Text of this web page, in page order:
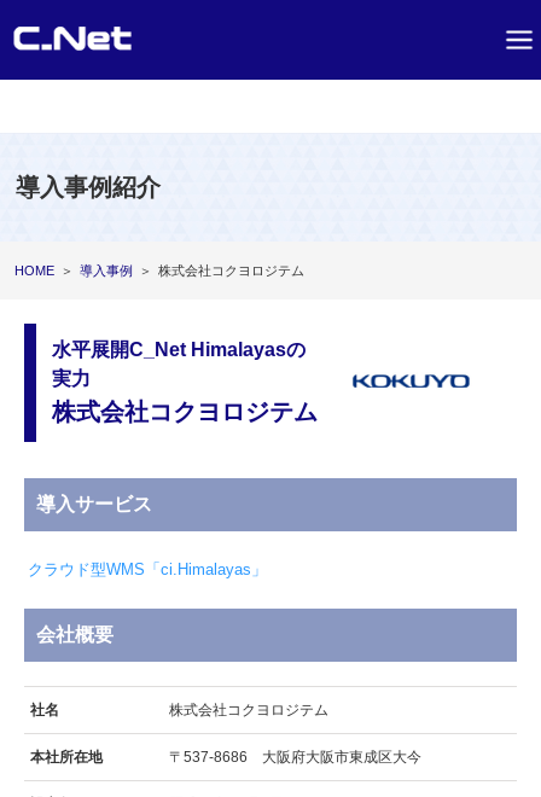
導入事例紹介
HOME ＞ 導入事例 ＞ 株式会社コクヨロジテム
水平展開C_Net Himalayasの
実力
株式会社コクヨロジテム
導入サービス
クラウド型WMS「ci.Himalayas」
会社概要
社名 株式会社コクヨロジテム
本社所在地 〒537-8686 大阪府大阪市東成区大今